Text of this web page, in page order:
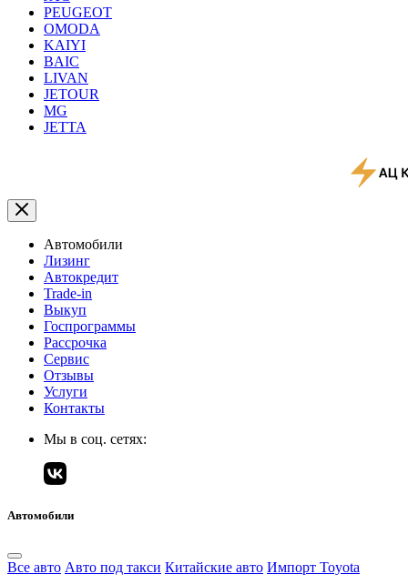
PEUGEOT
OMODA
KAIYI
BAIC
LIVAN
JETOUR
MG
JETTA
Автомобили
Лизинг
Автокредит
Trade-in
Выкуп
Госпрограммы
Рассрочка
Сервис
Отзывы
Услуги
Контакты
Мы в соц. сетях:
Автомобили
Все авто Авто под такси Китайские авто Импорт Toyota